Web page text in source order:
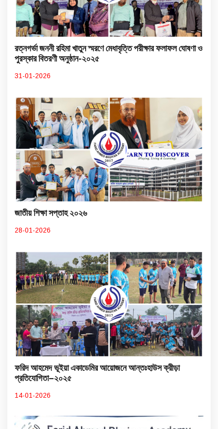
রত্নগর্ভা জননী রহিমা খাতুন স্মরণে মেধাবৃত্তি পরীক্ষার ফলাফল ঘোষণা ও
পুরস্কার বিতরণী অনুষ্ঠান-২০২৫
31-01-2026
জাতীয় শিক্ষা সপ্তাহ ২০২৬
28-01-2026
ফরিদ আহমেদ ভূইয়া একাডেমির আয়োজনে আন্তঃহাউস ক্রীড়া
প্রতিযোগিতা–২০২৫
14-01-2026